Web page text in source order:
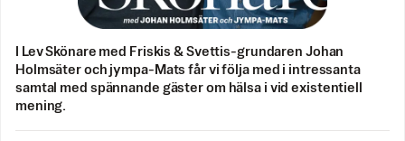
I Lev Skönare med Friskis & Svettis-grundaren Johan
Holmsäter och jympa-Mats får vi följa med i intressanta
samtal med spännande gäster om hälsa i vid existentiell
mening.